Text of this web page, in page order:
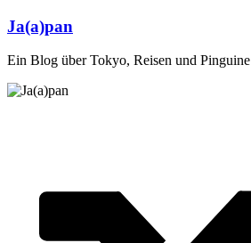
Zum
Inhalt
springen
Ja(a)pan
Ein Blog über Tokyo, Reisen und Pinguine